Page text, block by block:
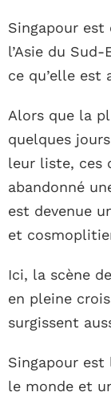
Singapour est
l’Asie du
ce qu’elle est
Alors que la
quelques
leur liste, ces
abandonné
est devenue
et
Ici, la scène
en pleine
surgissent
Singapour est
le monde et